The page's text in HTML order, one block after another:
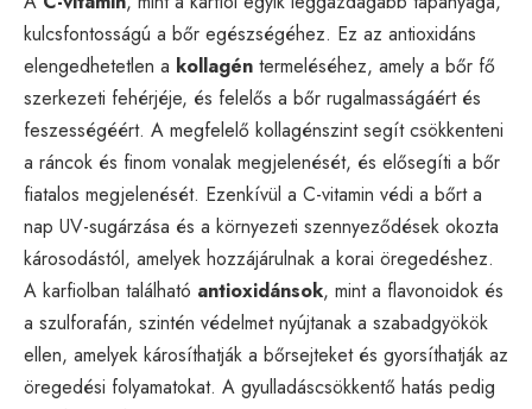
kulcsfontosságú a bőr egészségéhez. Ez az antioxidáns
elengedhetetlen a kollagén termeléséhez, amely a bőr fő
szerkezeti fehérjéje, és felelős a bőr rugalmasságáért és
feszességéért. A megfelelő kollagénszint segít csökkenteni
a ráncok és finom vonalak megjelenését, és elősegíti a bőr
fiatalos megjelenését. Ezenkívül a C-vitamin védi a bőrt a
nap UV-sugárzása és a környezeti szennyeződések okozta
károsodástól, amelyek hozzájárulnak a korai öregedéshez.
A karfiolban található antioxidánsok, mint a flavonoidok és
a szulforafán, szintén védelmet nyújtanak a szabadgyökök
ellen, amelyek károsíthatják a bőrsejteket és gyorsíthatják az
öregedési folyamatokat. A gyulladáscsökkentő hatás pedig